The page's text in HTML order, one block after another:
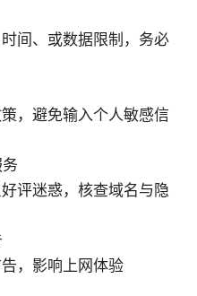
间、或数据限制，务必
，避免输入个人敏感信
评迷惑，核查域名与隐
，影响上网体验